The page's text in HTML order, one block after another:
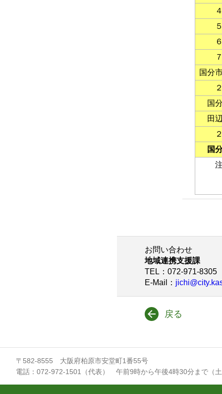
国分
国
田
国
注
お問い合わせ
地域連携支援課
TEL ：072-971-8305
E-Mail
：
戻る
〒582-8555 大阪府柏原市安堂町1番55号
電話：072-972-1501（代表） 午前9時から午後4時30分まで（